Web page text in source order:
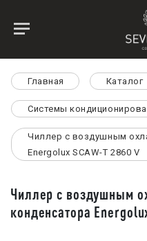
Главная Каталог
Системы
Чиллер с воздушным
Energolux SCAW-T 2860 V
Чиллер с воздушным
конденсатора